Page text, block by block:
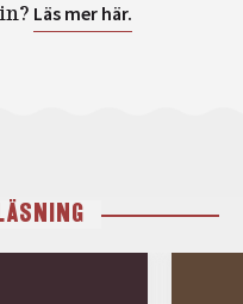
Läs mer här.